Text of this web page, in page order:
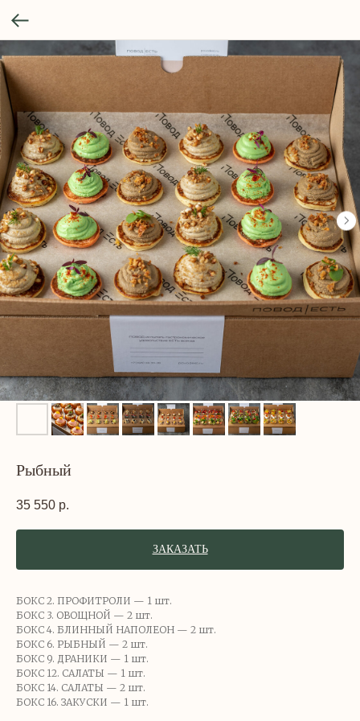
Рыбный
35 550 р.
ЗАКАЗАТЬ
БОКС 2. ПРОФИТРОЛИ — 1 шт.
БОКС 3. ОВОЩНОЙ — 2 шт.
БОКС 4. БЛИННЫЙ НАПОЛЕОН — 2 шт.
БОКС 6. РЫБНЫЙ — 2 шт.
БОКС 9. ДРАНИКИ — 1 шт.
БОКС 12. САЛАТЫ — 1 шт.
БОКС 14. САЛАТЫ — 2 шт.
БОКС 16. ЗАКУСКИ — 1 шт.